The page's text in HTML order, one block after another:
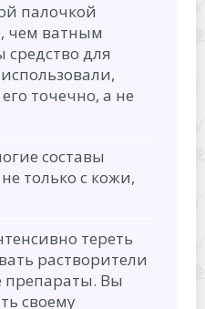
палочкой
чем ватным
средство для
точечно, а не
составы
только с кожи,
тереть
растворители
препараты. Вы
своему